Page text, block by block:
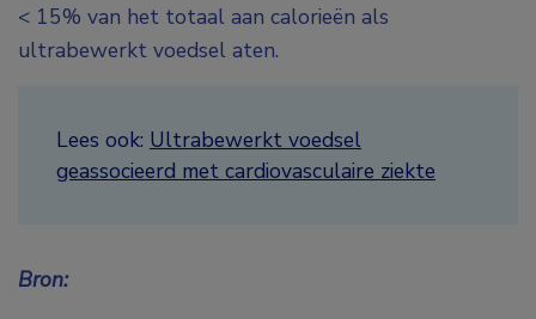
< 15% van het totaal aan calorieën als
ultrabewerkt voedsel aten.
Lees ook: Ultrabewerkt voedsel
geassocieerd met cardiovasculaire ziekte
Bron: